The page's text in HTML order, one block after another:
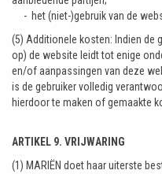
- het (niet-)gebruik van de
(5) Additionele kosten: Indien de
op) de website leidt tot enige
en/of aanpassingen van deze
is de gebruiker volledig
hierdoor te maken of gemaakte
ARTIKEL 9. VRIJWARING
(1) MARIËN doet haar uiterste